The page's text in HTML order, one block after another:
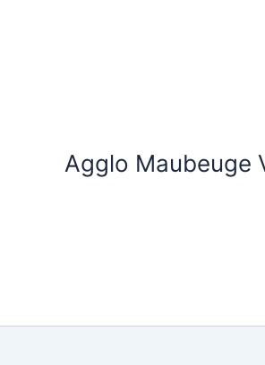
Agglo Maubeuge